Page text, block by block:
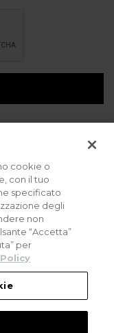
Careers
20 - 40013 Castel
03464321201. REA BO
by Xperience
cookie o
con il tuo
specificato
degli
non
“Accetta”
per